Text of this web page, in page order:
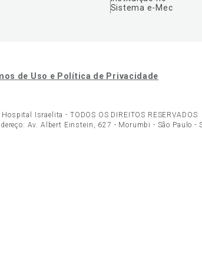
Sistema e-Mec
de Uso e Política de Privacidade
Israelita - TODOS OS DIREITOS RESERVADOS
Av. Albert Einstein, 627 - Morumbi - São Paulo -